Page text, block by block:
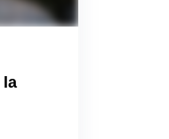
la